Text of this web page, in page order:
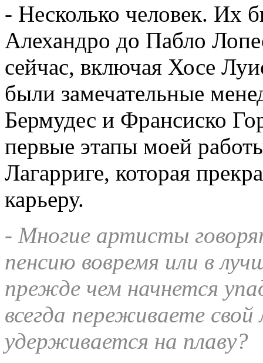
- Несколько человек. Их
Алехандро до Пабло
сейчас, включая Хосе
были замечательные
Бермудес и Франсиско
первые этапы моей
Лагарриге, которая
карьеру.
- Многие артисты
пенсию вовремя или в
прежде чем начнется
всегда переживаете
удерживается на плаву?